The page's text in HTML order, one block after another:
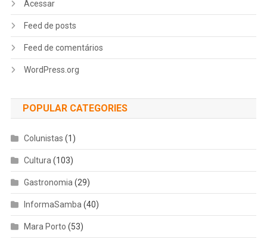
Acessar
Feed de posts
Feed de comentários
WordPress.org
POPULAR CATEGORIES
Colunistas (1)
Cultura (103)
Gastronomia (29)
InformaSamba (40)
Mara Porto (53)